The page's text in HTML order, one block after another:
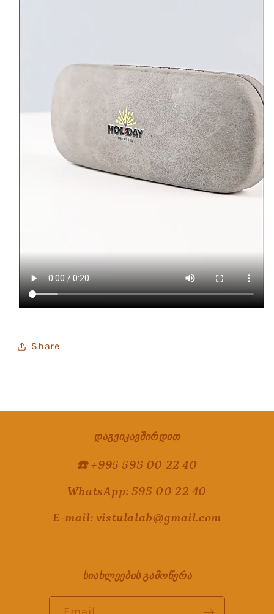
Share
დაგვიკავშირდით
☎️+995 595 00 22 40
WhatsApp: 595 00 22 40
E-mail: vistulalab@gmail.com
სიახლეების გამოწერა